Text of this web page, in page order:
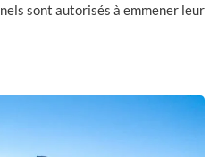
sont autorisés à emmener leur